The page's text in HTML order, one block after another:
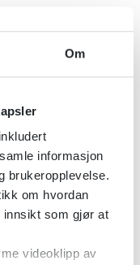
Om
informasjon
brukeropplevelse.
om hvordan
innsikt som gjør at
videoklipp av